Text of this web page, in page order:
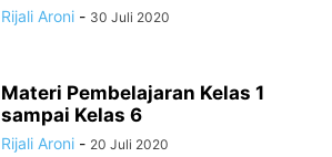
Rijali Aroni - 30 Juli 2020
Materi Pembelajaran Kelas 1
sampai Kelas 6
Rijali Aroni - 20 Juli 2020